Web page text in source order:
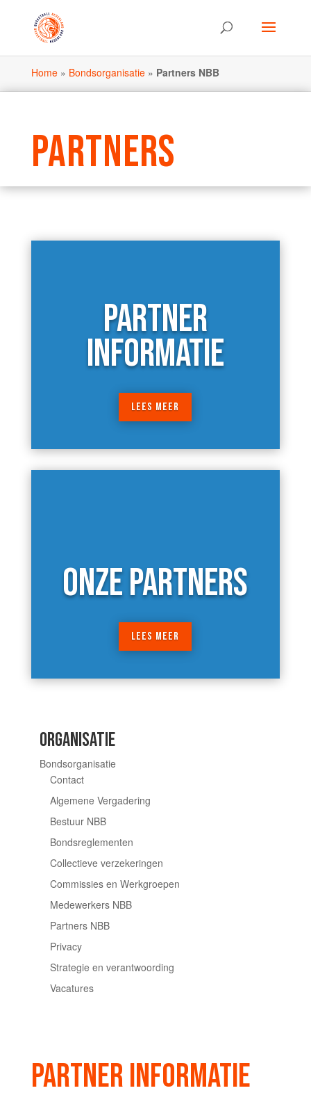
Home» Bondsorganisatie» Partners NBB
PARTNERS
PARTNER
INFORMATIE
LEES MEER
ONZE PARTNERS
LEES MEER
ORGANISATIE
Bondsorganisatie
Contact
Algemene Vergadering
Bestuur NBB
Bondsreglementen
Collectieve verzekeringen
Commissies en Werkgroepen
Medewerkers NBB
Partners NBB
Privacy
Strategie en verantwoording
Vacatures
PARTNER INFORMATIE